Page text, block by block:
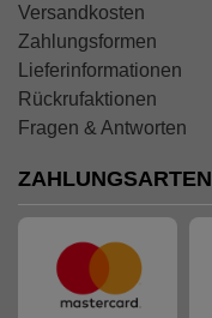
Versandkosten
Zahlungsformen
Lieferinformationen
Rückrufaktionen
Fragen & Antworten
ZAHLUNGSARTEN